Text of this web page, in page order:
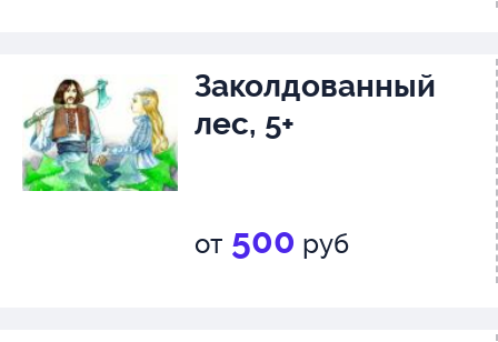
Заколдованный
лес, 5+
от 500 руб